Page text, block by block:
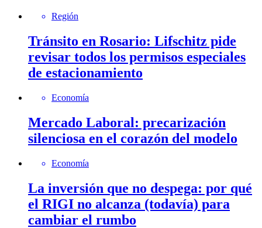
Región
Tránsito en Rosario: Lifschitz pide
revisar todos los permisos especiales
de estacionamiento
Economía
Mercado Laboral: precarización
silenciosa en el corazón del modelo
Economía
La inversión que no despega: por qué
el RIGI no alcanza (todavía) para
cambiar el rumbo